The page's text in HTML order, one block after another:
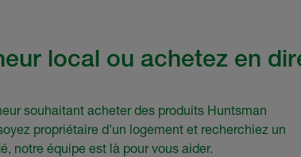
local ou achetez en
souhaitant acheter des produits Huntsman
propriétaire d'un logement et recherchiez un
notre équipe est là pour vous aider.